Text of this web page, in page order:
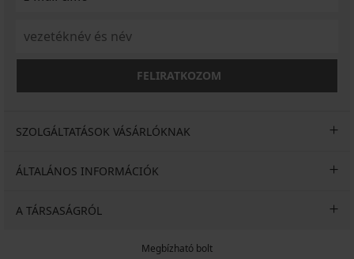
FELIRATKOZOM
SZOLGÁLTATÁSOK VÁSÁRLÓKNAK
ÁLTALÁNOS INFORMÁCIÓK
A TÁRSASÁGRÓL
Megbízható bolt